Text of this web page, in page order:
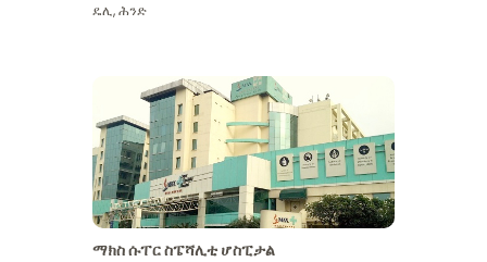
ዴሊ,ሕንድ
ማክስ ሱፐር ስፔሻሊቲ ሆስፒታል